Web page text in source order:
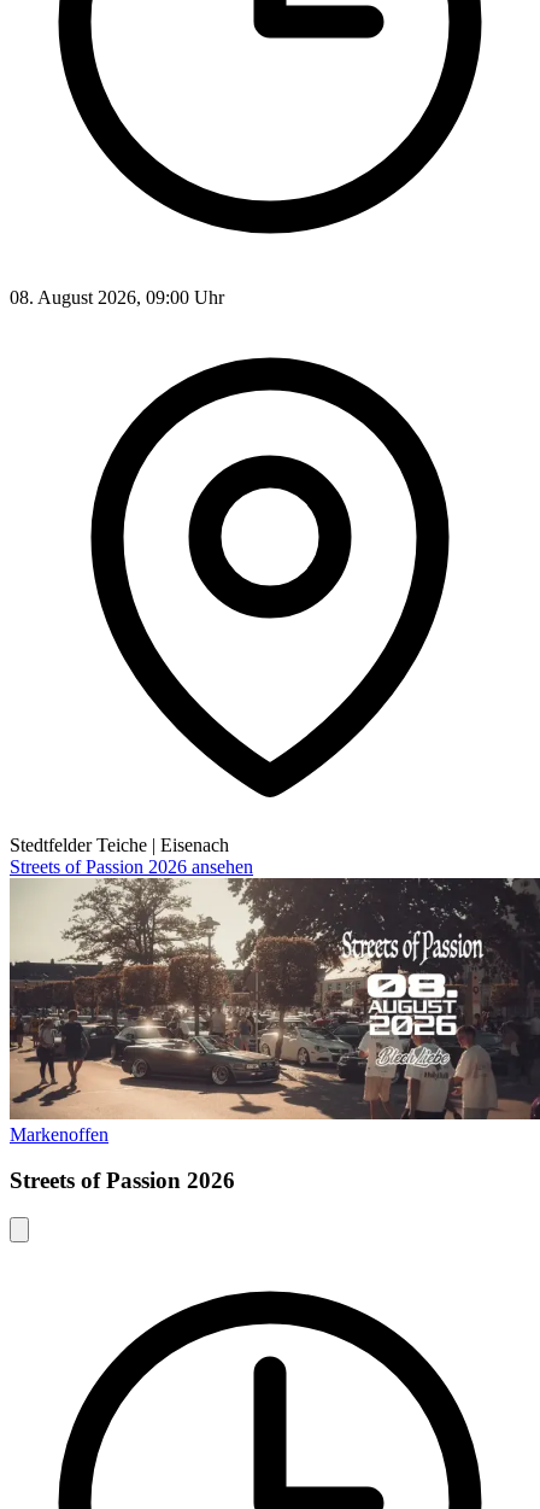
08. August 2026, 09:00 Uhr
Stedtfelder Teiche | Eisenach
Streets of Passion 2026 ansehen
Markenoffen
Streets of Passion 2026